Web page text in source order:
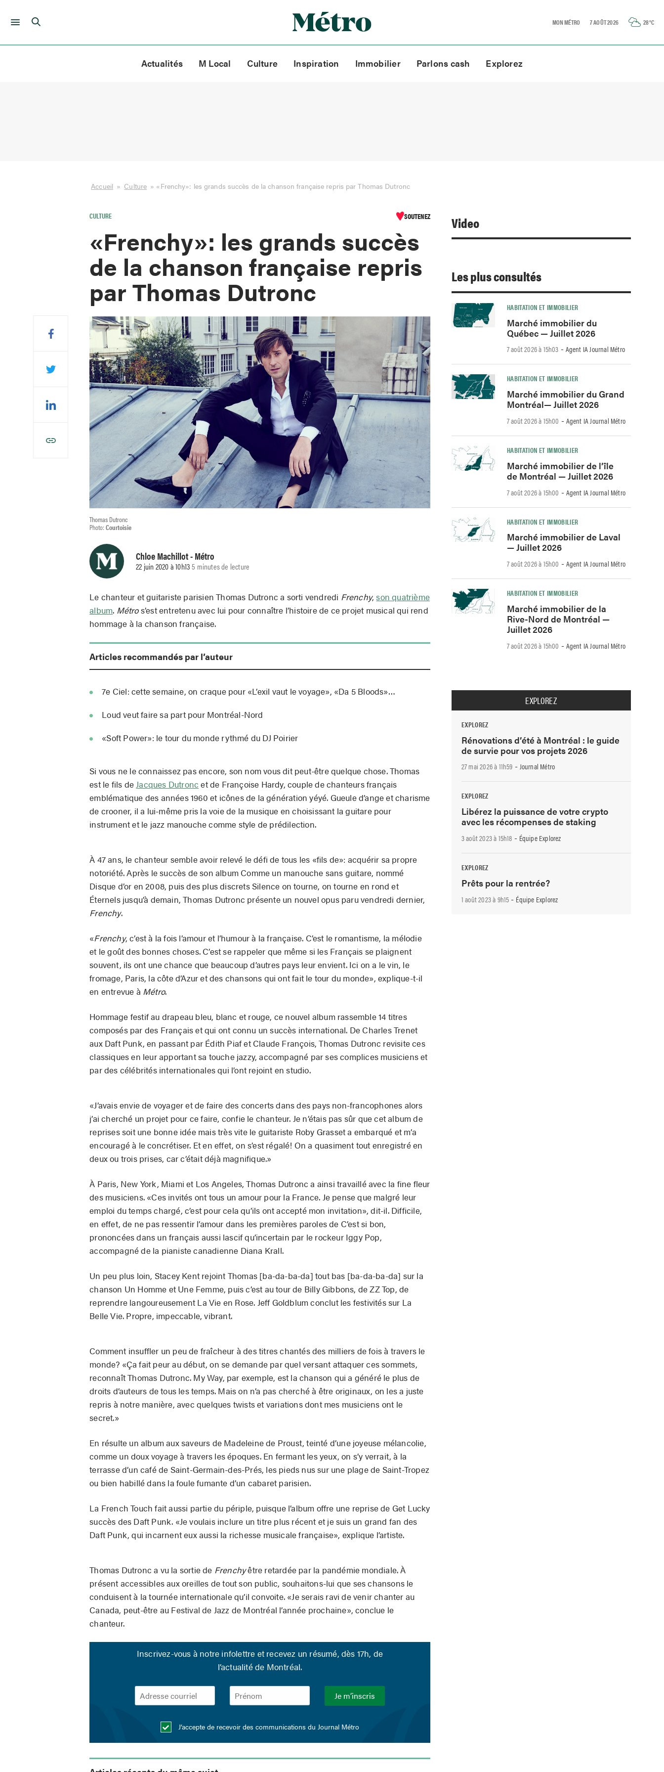
Skip
MON MÉTRO 7 AOÛT 2026 28°C
Actualités M Local Culture Inspiration Immobilier Parlons cash Explorez
Accueil » Culture » «Frenchy»: les grands succès de la chanson française repris par Thomas Dutronc
CULTURE SOUTENEZ
«Frenchy»: les grands succès
de la chanson française repris
par Thomas Dutronc
Thomas Dutronc
Photo:Courtoisie
Chloe Machillot- Métro
22 juin 2020 à 10h135 minutes de lecture
Le chanteur et guitariste parisien Thomas Dutronc a sorti vendredi Frenchy,son quatrième
album. Métros’est entretenu avec lui pour connaître l’histoire de ce projet musical qui rend
hommage à la chanson française.
Articles recommandés par l’auteur
7e Ciel: cette semaine, on craque pour «L’exil vaut le voyage», «Da 5 Bloods»…
Loud veut faire sa part pour Montréal-Nord
«Soft Power»: le tour du monde rythmé du DJ Poirier
Si vous ne le connaissez pas encore, son nom vous dit peut-être quelque chose. Thomas
est le fils de Jacques Dutronc et de Françoise Hardy, couple de chanteurs français
emblématique des années 1960 et icônes de la génération yéyé. Gueule d’ange et charisme
de crooner, il a lui-même pris la voie de la musique en choisissant la guitare pour
instrument et le jazz manouche comme style de prédilection.
À 47 ans, le chanteur semble avoir relevé le défi de tous les «fils de»: acquérir sa propre
notoriété. Après le succès de son album Comme un manouche sans guitare, nommé
Disque d’or en 2008, puis des plus discrets Silence on tourne, on tourne en rond et
Éternels jusqu’à demain, Thomas Dutronc présente un nouvel opus paru vendredi dernier,
Frenchy.
«Frenchy, c’est à la fois l’amour et l’humour à la française. C’est le romantisme, la mélodie
et le goût des bonnes choses. C’est se rappeler que même si les Français se plaignent
souvent, ils ont une chance que beaucoup d’autres pays leur envient. Ici on a le vin, le
fromage, Paris, la côte d’Azur et des chansons qui ont fait le tour du monde», explique-t-il
en entrevue à Métro.
Hommage festif au drapeau bleu, blanc et rouge, ce nouvel album rassemble 14 titres
composés par des Français et qui ont connu un succès international. De Charles Trenet
aux Daft Punk, en passant par Édith Piaf et Claude François, Thomas Dutronc revisite ces
classiques en leur apportant sa touche jazzy, accompagné par ses complices musiciens et
par des célébrités internationales qui l’ont rejoint en studio.
«J’avais envie de voyager et de faire des concerts dans des pays non-francophones alors
j’ai cherché un projet pour ce faire, confie le chanteur. Je n’étais pas sûr que cet album de
reprises soit une bonne idée mais très vite le guitariste Roby Grasset a embarqué et m’a
encouragé à le concrétiser. Et en effet, on s’est régalé! On a quasiment tout enregistré en
deux ou trois prises, car c’était déjà magnifique.»
À Paris, New York, Miami et Los Angeles, Thomas Dutronc a ainsi travaillé avec la fine fleur
des musiciens. «Ces invités ont tous un amour pour la France. Je pense que malgré leur
emploi du temps chargé, c’est pour cela qu’ils ont accepté mon invitation», dit-il. Difficile,
en effet, de ne pas ressentir l’amour dans les premières paroles de C’est si bon,
prononcées dans un français aussi lascif qu’incertain par le rockeur Iggy Pop,
accompagné de la pianiste canadienne Diana Krall.
Un peu plus loin, Stacey Kent rejoint Thomas [ba-da-ba-da] tout bas [ba-da-ba-da] sur la
chanson Un Homme et Une Femme, puis c’est au tour de Billy Gibbons, de ZZ Top, de
reprendre langoureusement La Vie en Rose. Jeff Goldblum conclut les festivités sur La
Belle Vie. Propre, impeccable, vibrant.
Comment insuffler un peu de fraîcheur à des titres chantés des milliers de fois à travers le
monde? «Ça fait peur au début, on se demande par quel versant attaquer ces sommets,
reconnaît Thomas Dutronc. My Way, par exemple, est la chanson qui a généré le plus de
droits d’auteurs de tous les temps. Mais on n’a pas cherché à être originaux, on les a juste
repris à notre manière, avec quelques twists et variations dont mes musiciens ont le
secret.»
En résulte un album aux saveurs de Madeleine de Proust, teinté d’une joyeuse mélancolie,
comme un doux voyage à travers les époques. En fermant les yeux, on s’y verrait, à la
terrasse d’un café de Saint-Germain-des-Prés, les pieds nus sur une plage de Saint-Tropez
ou bien habillé dans la foule fumante d’un cabaret parisien.
La French Touch fait aussi partie du périple, puisque l’album offre une reprise de Get Lucky
succès des Daft Punk. «Je voulais inclure un titre plus récent et je suis un grand fan des
Daft Punk, qui incarnent eux aussi la richesse musicale française», explique l’artiste.
Thomas Dutronc a vu la sortie de Frenchyêtre retardée par la pandémie mondiale. À
présent accessibles aux oreilles de tout son public, souhaitons-lui que ses chansons le
conduisent à la tournée internationale qu’il convoite. «Je serais ravi de venir chanter au
Canada, peut-être au Festival de Jazz de Montréal l’année prochaine», conclue le
chanteur.
Inscrivez-vous à notre infolettre et recevez un résumé, dès 17h, de
l’actualité de Montréal.
J’accepte de recevoir des communications du Journal Métro
Video
Les plus consultés
HABITATION ET IMMOBILIER
Marché immobilier du
Québec — Juillet 2026
7 août 2026 à 15h03 -Agent IA Journal Métro
HABITATION ET IMMOBILIER
Marché immobilier du Grand
Montréal— Juillet 2026
7 août 2026 à 15h00 -Agent IA Journal Métro
HABITATION ET IMMOBILIER
Marché immobilier de l’île
de Montréal — Juillet 2026
7 août 2026 à 15h00 -Agent IA Journal Métro
HABITATION ET IMMOBILIER
Marché immobilier de Laval
— Juillet 2026
7 août 2026 à 15h00 -Agent IA Journal Métro
HABITATION ET IMMOBILIER
Marché immobilier de la
Rive-Nord de Montréal —
Juillet 2026
7 août 2026 à 15h00 -Agent IA Journal Métro
EXPLOREZ
EXPLOREZ
Rénovations d’été à Montréal : le guide
de survie pour vos projets 2026
27 mai 2026 à 11h59 -Journal Métro
EXPLOREZ
Libérez la puissance de votre crypto
avec les récompenses de staking
3 août 2023 à 15h18 - Équipe Explorez
EXPLOREZ
Prêts pour la rentrée?
1 août 2023 à 9h15 - Équipe Explorez